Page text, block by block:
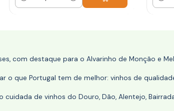
Quantidade
com destaque para o Alvarinho de Monção e
que Portugal tem de melhor: vinhos de
de vinhos do Douro, Dão, Alentejo,